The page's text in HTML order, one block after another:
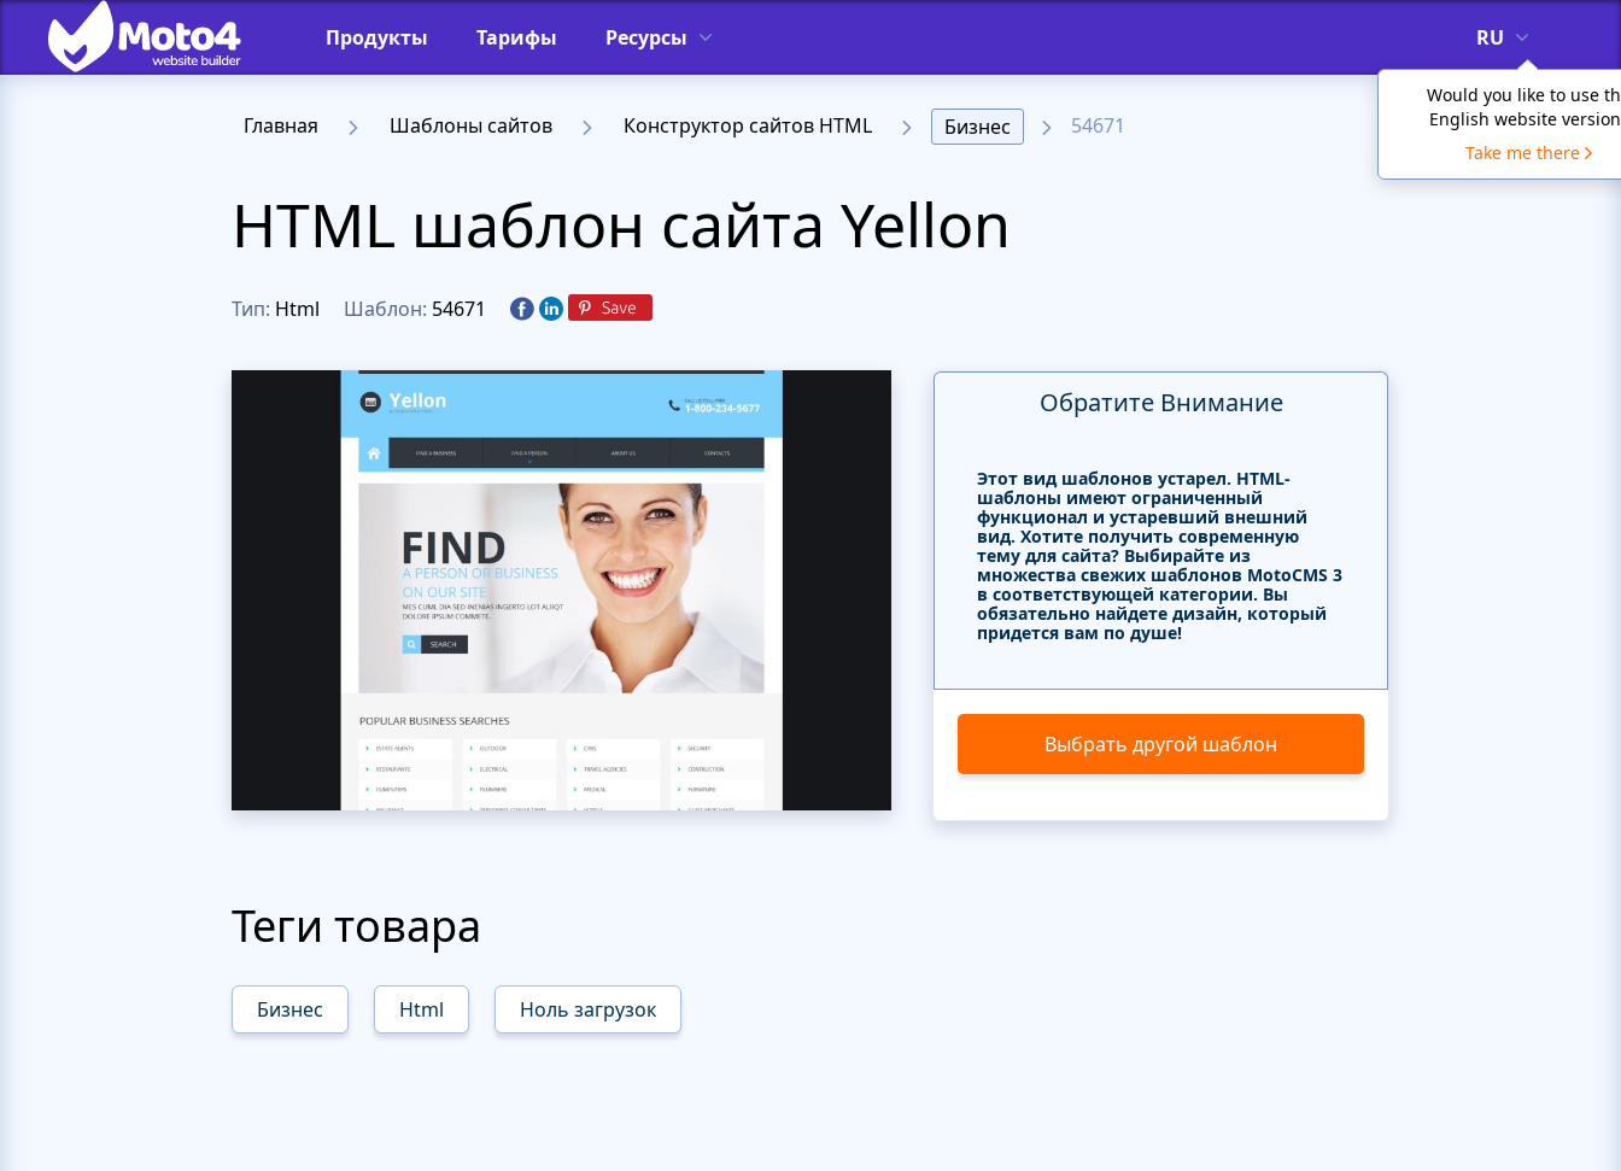
Продукты Тарифы Ресурсы RU
Would you like to use
English website
Take me there
Главная Шаблоны сайтов Конструктор сайтов HTML Бизнес 54671
HTML шаблон сайта Yellon
Тип: Html Шаблон: 54671
Теги товара
Бизнес Html Ноль загрузок
Обратите Внимание
Этот вид шаблонов устарел. HTML-
шаблоны имеют ограниченный
функционал и устаревший внешний
вид. Хотите получить современную
тему для сайта? Выбирайте из
множества свежих шаблонов MotoCMS 3
в соответствующей категории. Вы
обязательно найдете дизайн, который
придется вам по душе!
Выбрать другой шаблон